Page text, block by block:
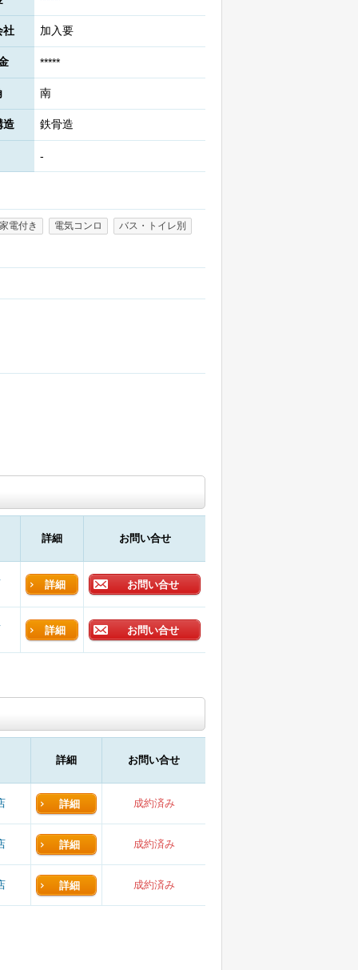
社 加入要
*****
南
造 鉄骨造
-
電付き 電気コンロ バス・トイレ別
詳細 お問い合せ
詳細 お問い合せ
詳細 お問い合せ
詳細 お問い合せ
詳細 成約済み
詳細 成約済み
詳細 成約済み